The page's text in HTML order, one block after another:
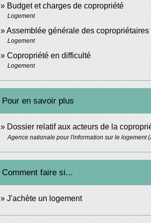
Budget et charges de copropriété
Logement
Assemblée générale des copropriétaires
Logement
Copropriété en difficulté
Logement
Pour en savoir plus
Dossier relatif aux acteurs de la
Agence nationale pour l'information sur le logement
Comment faire si...
J'achète un logement